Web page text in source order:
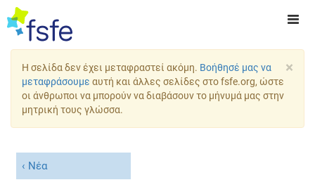
×
Η σελίδα δεν έχει μεταφραστεί ακόμη. Βοήθησέ μας να
μεταφράσουμε αυτή και άλλες σελίδες στο fsfe.org, ώστε
οι άνθρωποι να μπορούν να διαβάσουν το μήνυμά μας στην
μητρική τους γλώσσα.
Νέα